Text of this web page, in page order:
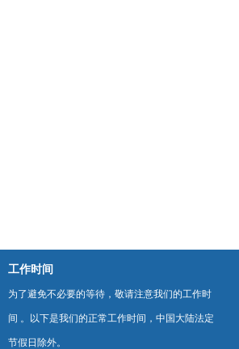
工作时间
为了避免不必要的等待，敬请注意我们的工作时
间 。以下是我们的正常工作时间，中国大陆法定
节假日除外。